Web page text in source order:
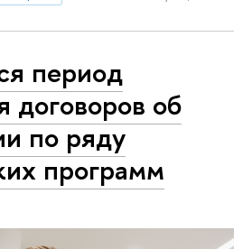
период
договоров об
по ряду
программ